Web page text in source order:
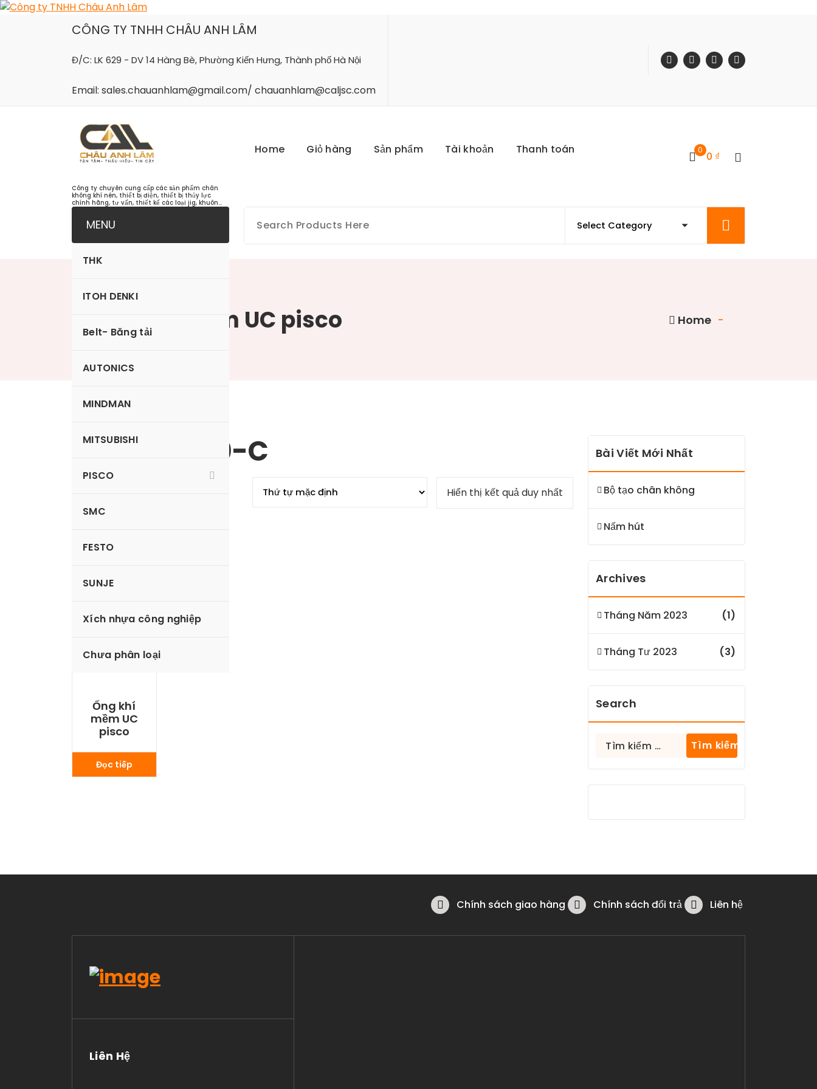
Skip
CÔNG TY TNHH CHÂU ANH LÂM
Đ/C: LK 629 - DV 14 Hàng Bè, Phường Kiến Hưng, Thành phố Hà Nội
Email: sales.chauanhlam@gmail.com/ chauanhlam@caljsc.com
Công ty chuyên cung cấp các sản phẩm chân
không khí nén, thiết bị điện, thiết bị thủy lực
chính hãng, tư vấn, thiết kế các loại jig, khuôn...
Home Giỏ hàng Sản phẩm Tài khoản Thanh toán 0 0 ₫
MENU
THK
ITOH DENKI
Belt- Băng tải
AUTONICS
MINDMAN
MITSUBISHI
PISCO
SMC
FESTO
SUNJE
Xích nhựa công nghiệp
Chưa phân loại
Ống khí mềm UC pisco Home -
UC0425-20-C
Hiển thị kết quả duy nhất
Ống khí
mềm UC
pisco
Đọc tiếp
Bài Viết Mới Nhất
Bộ tạo chân không
Nấm hút
Archives
Tháng Năm 2023 (1)
Tháng Tư 2023 (3)
Search
Tìm
Chính sách giao hàng Chính sách đổi trả Liên hệ
Liên Hệ